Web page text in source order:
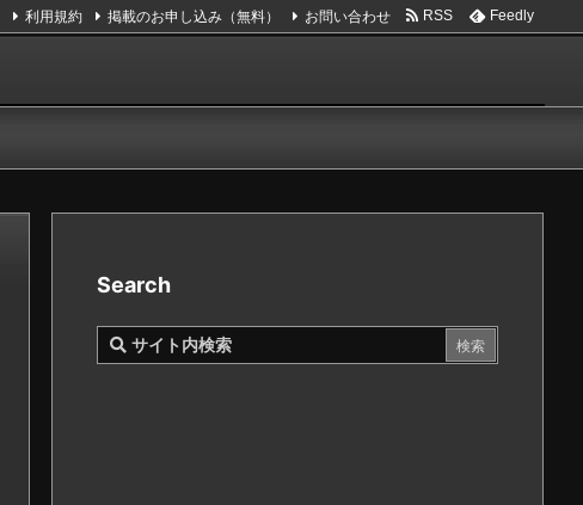
利用規約 掲載のお申し込み（無料） お問い合わせ RSS Feedly
Search